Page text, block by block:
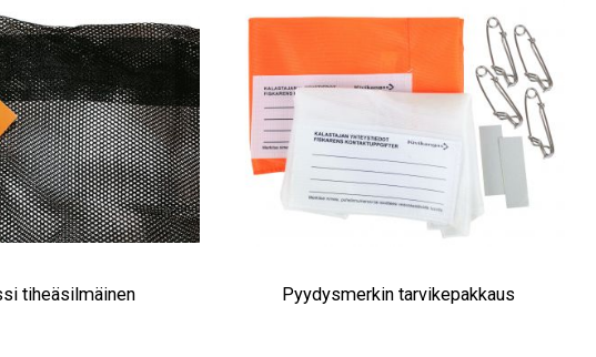
tiheäsilmäinen Pyydysmerkin tarvikepakkaus